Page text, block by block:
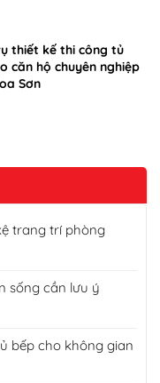
thiết kế thi công tủ
căn hộ chuyên nghiệp
Sơn
trang trí phòng
sống cần lưu ý
bếp cho không gian